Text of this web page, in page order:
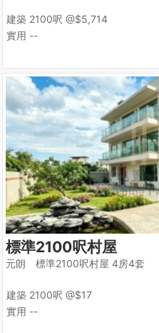
建築 2100呎 @$5,714
實用 --
標準2100呎村屋
元朗 標準2100呎村屋 4房4套
建築 2100呎 @$17
實用 --